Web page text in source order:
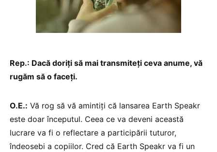
Rep.: Dacă doriți să mai transmiteți ceva anume, vă
rugăm să o faceți.
O.E.: Vă rog să vă amintiți că lansarea Earth Speakr
este doar începutul. Ceea ce va deveni această
lucrare va fi o reflectare a participării tuturor,
îndeosebi a copiilor. Cred că Earth Speakr va fi un